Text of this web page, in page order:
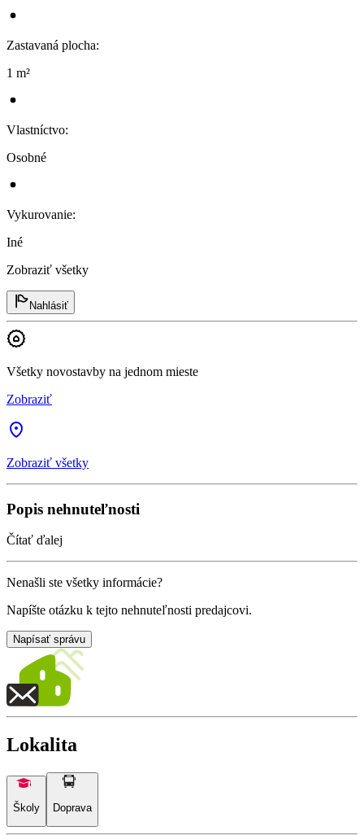
Zastavaná plocha:
1 m²
Vlastníctvo:
Osobné
Vykurovanie:
Iné
Zobraziť všetky
Nahlásiť
Všetky novostavby na jednom mieste
Zobraziť
Zobraziť všetky
Popis nehnuteľnosti
Čítať ďalej
Nenašli ste všetky informácie?
Napíšte otázku k tejto nehnuteľnosti predajcovi.
Napísať správu
Lokalita
Školy Doprava